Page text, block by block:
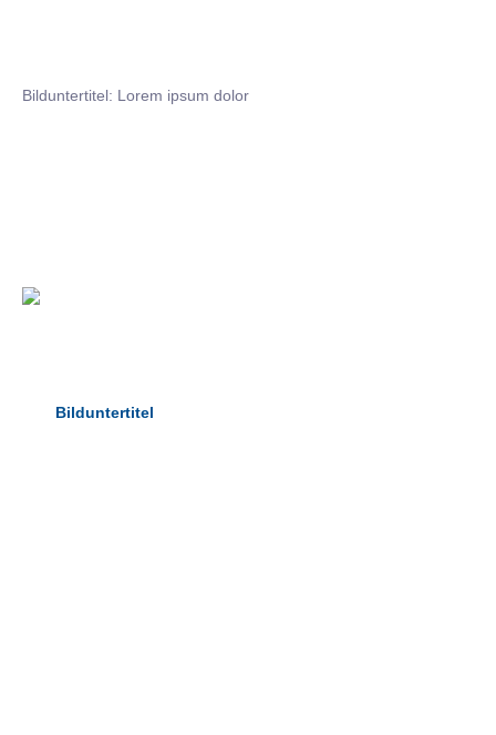
Bilduntertitel: Lorem ipsum dolor
Bilduntertitel